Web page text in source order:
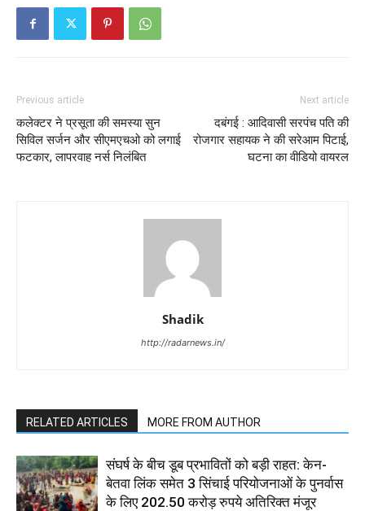
Previous article
कलेक्टर ने प्रसूता की समस्या सुन
सिविल सर्जन और सीएमएचओ को लगाई
फटकार, लापरवाह नर्स निलंबित
Next article
दबंगई : आदिवासी सरपंच पति की
रोजगार सहायक ने की सरेआम पिटाई,
घटना का वीडियो वायरल
Shadik
http://radarnews.in/
RELATED ARTICLES MORE FROM AUTHOR
संघर्ष के बीच डूब प्रभावितों को बड़ी राहत: केन-
बेतवा लिंक समेत 3 सिंचाई परियोजनाओं के पुनर्वास
के लिए 202.50 करोड़ रुपये अतिरिक्त मंजूर